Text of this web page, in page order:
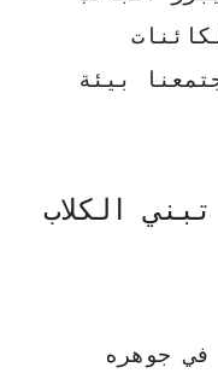
بيئة
الكلاب
جوهره